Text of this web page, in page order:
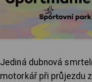
Jediná dubnová
motorkář při průjezdu